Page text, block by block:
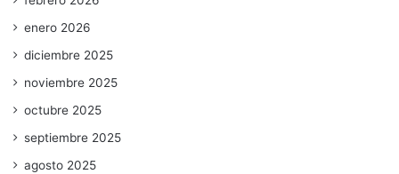
enero 2026
diciembre 2025
noviembre 2025
octubre 2025
septiembre 2025
agosto 2025